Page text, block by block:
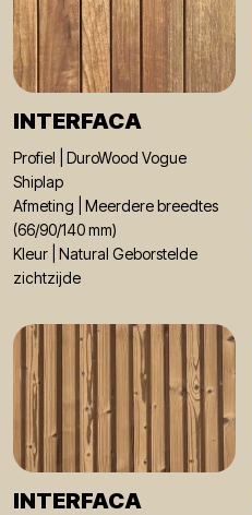
INTERFACA
Profiel | DuroWood Vogue
Shiplap
Afmeting | Meerdere breedtes
(66/90/140 mm)
Kleur | Natural Geborstelde
zichtzijde
INTERFACA